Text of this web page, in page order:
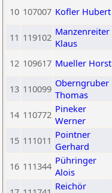
10 107007 Kofler Hubert
11 119102 Manzenreiter
Klaus
12 109617 Mueller Horst
13 110099 Oberngruber
Thomas
14 110772 Pineker
Werner
15 111011 Pointner
Gerhard
16 111344 Pühringer
Alois
Reichör